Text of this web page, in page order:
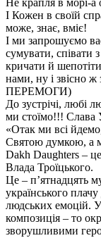
Не крапля в морі-а
І Кожен в своїй
може, знає, вміє!
І ми запрошуємо
сумувати,
кричати й
нами, ну і звісно ж
ПЕРЕМОГИ)
До зустрічі, любі
ми стоїмо!!! Слава
«Отак ми всi
Святою думкою, а
Dakh Daughters –
Влада Троїцького.
Це – п’ятнадцять
українського
людських емоцій.
композиція – то
зворушливими